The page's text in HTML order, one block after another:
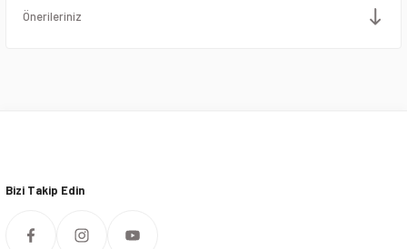
Önerileriniz
Bizi Takip Edin